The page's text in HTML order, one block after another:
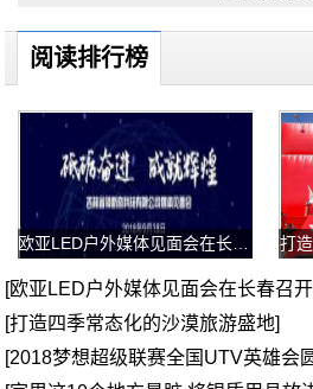
阅读排行榜
打
[欧亚LED户外媒体见面会在长春召
[打造四季常态化的沙漠旅游盛地]
[2018梦想超级联赛全国UTV英雄会